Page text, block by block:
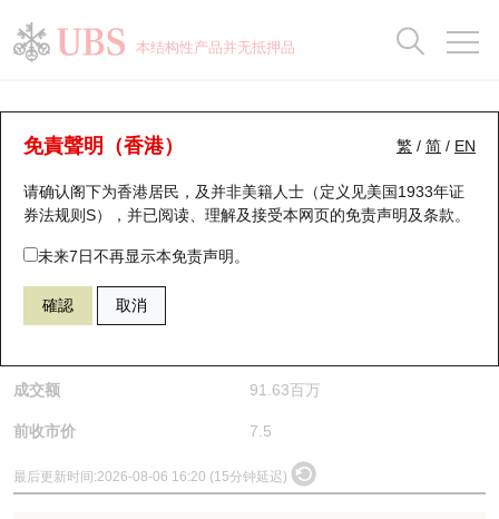
本结构性产品并无抵押品
繁 / 简 / EN
免責聲明（香港）
请确认阁下为香港居民，及并非美籍人士（定义见美国1933年证
券法规则S），并已阅读、理解及接受本网页的免责声明及条款。
未来7日不再显示本免责声明。
確認 取消
正股分析仪
0998 中信银行
(0998) 中信银行
$7.46 0.04 (-0.53%)
成交额 91.63百万
前收市价 7.5
最后更新时间:2026-08-06 16:20 (15分钟延迟)
瑞银认股证一览
新发行瑞银认股证
即将到期认股证
认股证到期结算价查找
认股证分析仪
引伸波幅比较图
街货统计
比较
牛熊全景快搜
牛熊证搜寻
牛熊证街货分布图
正股牛熊证列表
新发行瑞银牛熊证
即将到期牛熊证
街货统计
比较
十大升幅/跌幅
十大认股证成交分布
十天股证占大市成交
资金流
街货统计
正股分析仪
二十大活跃股份
恒指成份股
国指成份股
科指成份股
业绩及经济日历
持股比重
显示所有持股比重
每月轮证大市专题
轮证专栏
讲座及教育短片
认股证投资者教育
牛熊证投资者教育